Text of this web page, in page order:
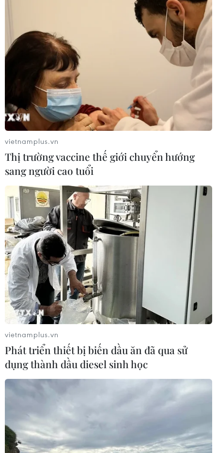
#Đường vành đai 2 TP. Hà Nội
Theo dõi VietnamPlus
TIN LIÊN QUAN
Chơi tranh Tết - thú chơi tao nhã của
người Việt Nam nhiều đời
Với sắc màu rực rỡ, đường nét độc đáo, tranh Tết không
chỉ mang lời chúc Năm mới hòa hợp thịnh vượng mà
đó còn là một phong tục cổ truyền đẹp, một phần hồn
Việt trong lành và nhân hậu...
vietnamplus.vn
Thị trường vaccine thế giới chuyển hướng
sang người cao tuổi
vietnamplus.vn
Phát triển thiết bị biến dầu ăn đã qua sử
dụng thành dầu diesel sinh học